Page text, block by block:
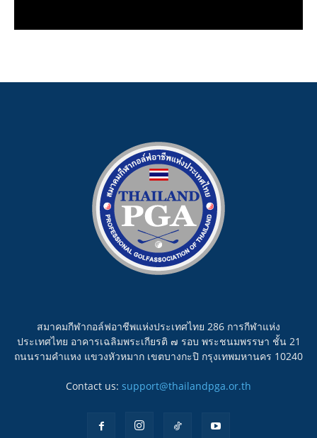
สมาคมกีฬากอล์ฟอาชีพแห่งประเทศไทย 286 การกีฬาแห่ง
ประเทศไทย อาคารเฉลิมพระเกียรติ ๗ รอบ พระชนมพรรษา ชั้น 21
ถนนรามคำแหง แขวงหัวหมาก เขตบางกะปิ กรุงเทพมหานคร 10240
Contact us: support@thailandpga.or.th